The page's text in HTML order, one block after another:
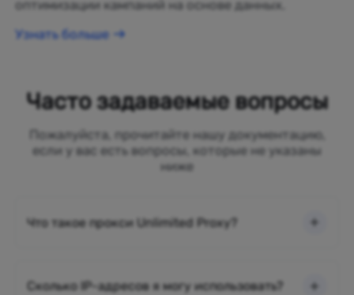
оптимизации кампаний на основе данных.
Узнать больше
Часто задаваемые вопросы
Пожалуйста, прочитайте нашу документацию,
если у вас есть вопросы, которые не указаны
ниже
Что такое прокси Unlimited Proxy?
Сколько IP-адресов я могу использовать?